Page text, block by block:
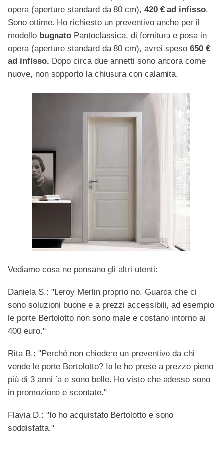
opera (aperture standard da 80 cm), 420 € ad infisso.
Sono ottime. Ho richiesto un preventivo anche per il
modello bugnato Pantoclassica, di fornitura e posa in
opera (aperture standard da 80 cm), avrei speso 650 €
ad infisso. Dopo circa due annetti sono ancora come
nuove, non sopporto la chiusura con calamita.
Vediamo cosa ne pensano gli altri utenti:
Daniela S.: "Leroy Merlin proprio no. Guarda che ci
sono soluzioni buone e a prezzi accessibili, ad esempio
le porte Bertolotto non sono male e costano intorno ai
400 euro."
Rita B.: "Perché non chiedere un preventivo da chi
vende le porte Bertolotto? Io le ho prese a prezzo pieno
più di 3 anni fa e sono belle. Ho visto che adesso sono
in promozione e scontate."
Flavia D.: "Io ho acquistato Bertolotto e sono
soddisfatta."